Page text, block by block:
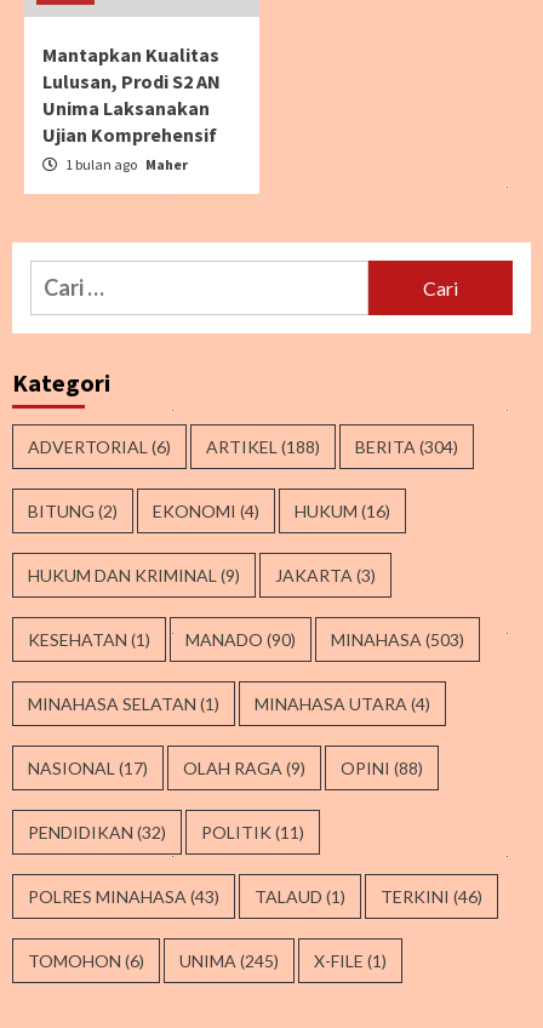
Mantapkan Kualitas
Lulusan, Prodi S2 AN
Unima Laksanakan
Ujian Komprehensif
1 bulan ago Maher
Cari
untuk:
Kategori
ADVERTORIAL (6) ARTIKEL (188) BERITA (304)
BITUNG (2) EKONOMI (4) HUKUM (16)
HUKUM DAN KRIMINAL (9) JAKARTA (3)
KESEHATAN (1) MANADO (90) MINAHASA (503)
MINAHASA SELATAN (1) MINAHASA UTARA (4)
NASIONAL (17) OLAH RAGA (9) OPINI (88)
PENDIDIKAN (32) POLITIK (11)
POLRES MINAHASA (43) TALAUD (1) TERKINI (46)
TOMOHON (6) UNIMA (245) X-FILE (1)